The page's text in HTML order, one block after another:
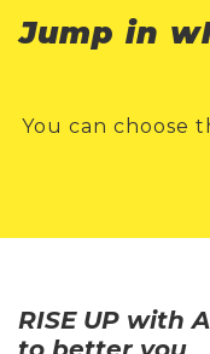
Jump in
You can choose
RISE UP with